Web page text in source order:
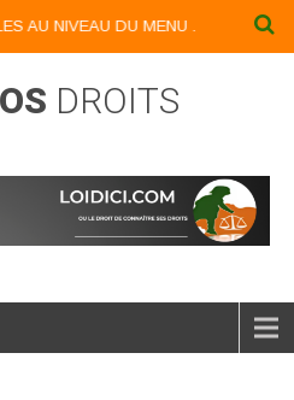
DU MENU ...NOS LIVRES
DROITS